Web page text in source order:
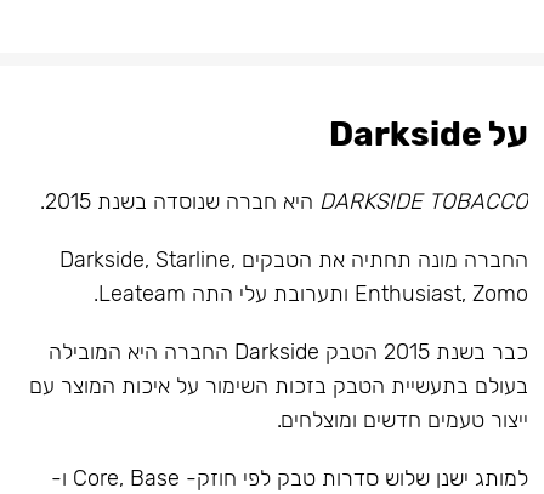
על Darkside
DARKSIDE TOBACCO היא חברה שנוסדה בשנת 2015.
החברה מונה תחתיה את הטבקים Darkside, Starline,
Enthusiast, Zomo ותערובת עלי התה Leateam.
כבר בשנת 2015 הטבק Darkside החברה היא המובילה
בעולם בתעשיית הטבק בזכות השימור על איכות המוצר עם
ייצור טעמים חדשים ומוצלחים.
למותג ישנן שלוש סדרות טבק לפי חוזק- Core, Base ו-